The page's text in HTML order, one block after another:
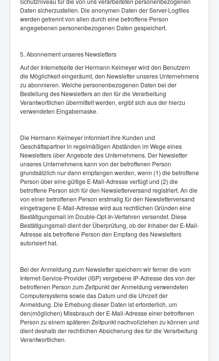
Daten sicherzustellen. Die anonymen Daten der Server-Logfiles
werden getrennt von allen durch eine betroffene Person
angegebenen personenbezogenen Daten gespeichert.
5. Abonnement unseres Newsletters
Auf der Internetseite der Hermann Keimeyer wird den Benutzern
die Möglichkeit eingeräumt, den Newsletter unseres Unternehmens
zu abonnieren. Welche personenbezogenen Daten bei der
Bestellung des Newsletters an den für die Verarbeitung
Verantwortlichen übermittelt werden, ergibt sich aus der hierzu
verwendeten Eingabemaske.
Die Hermann Keimeyer informiert ihre Kunden und
Geschäftspartner in regelmäßigen Abständen im Wege eines
Newsletters über Angebote des Unternehmens. Der Newsletter
unseres Unternehmens kann von der betroffenen Person
grundsätzlich nur dann empfangen werden, wenn (1) die betroffene
Person über eine gültige E-Mail-Adresse verfügt und (2) die
betroffene Person sich für den Newsletterversand registriert. An die
von einer betroffenen Person erstmalig für den Newsletterversand
eingetragene E-Mail-Adresse wird aus rechtlichen Gründen eine
Bestätigungsmail im Double-Opt-In-Verfahren versendet. Diese
Bestätigungsmail dient der Überprüfung, ob der Inhaber der E-Mail-
Adresse als betroffene Person den Empfang des Newsletters
autorisiert hat.
Bei der Anmeldung zum Newsletter speichern wir ferner die vom
Internet-Service-Provider (ISP) vergebene IP-Adresse des von der
betroffenen Person zum Zeitpunkt der Anmeldung verwendeten
Computersystems sowie das Datum und die Uhrzeit der
Anmeldung. Die Erhebung dieser Daten ist erforderlich, um
den(möglichen) Missbrauch der E-Mail-Adresse einer betroffenen
Person zu einem späteren Zeitpunkt nachvollziehen zu können und
dient deshalb der rechtlichen Absicherung des für die Verarbeitung
Verantwortlichen.